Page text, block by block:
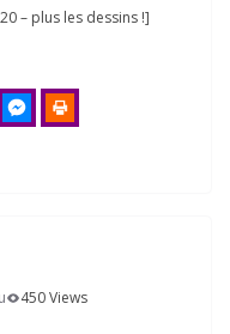
– plus les dessins !]
450 Views